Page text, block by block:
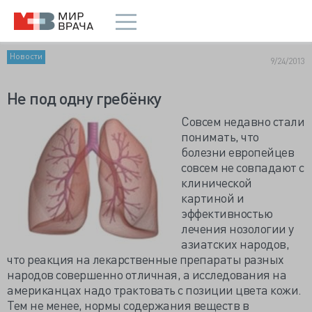
Новости 9/24/2013
Не под одну гребёнку
Совсем недавно стали
понимать, что
болезни европейцев
совсем не совпадают с
клинической
картиной и
эффективностью
лечения нозологии у
азиатских народов,
что реакция на лекарственные препараты разных
народов совершенно отличная, а исследования на
американцах надо трактовать с позиции цвета кожи.
Тем не менее, нормы содержания веществ в